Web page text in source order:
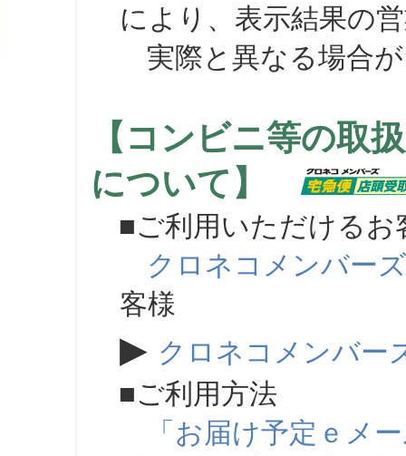
により、表示結果の
実際と異なる場合が
【コンビニ等の取
について】
■ご利用いただけるお
クロネコメンバーズ
客様
▶ クロネコメンバー
■ご利用方法
「お届け予定ｅメ